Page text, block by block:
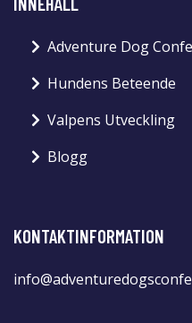
Adventure Dog
Hundens Beteende
Valpens Utveckling
Blogg
KONTAKTINFORMATION